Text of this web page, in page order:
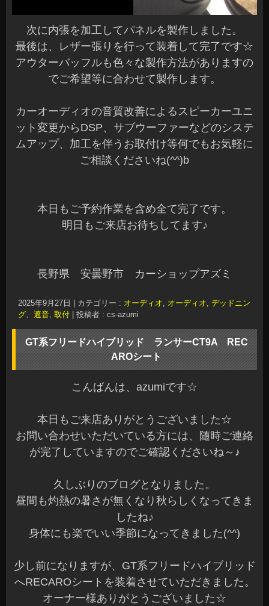
次に内張を加工してパネルを製作しました。
最後は、レザー張りを行って装着して完了です☆
アウターバッフルも色々な製作方法がありますの
でご希望等に合わせて製作します。
カーオーディオの音質改善によるスピーカーユニ
ット変更からDSP、サブウーファーなどのシステ
ムアップ、加工を伴うお取付け等何でもお気軽に
ご相談くださいね(^^)b
本日もご予約作業を含め全て完了です。
明日もご来店お待ちしてます♪
長野県 安曇野市 カーショップアズミ
2025年9月27日 カテゴリー : オーディオ, オーディオ, デッドニン
グ、遮音, 取付 投稿者 : cs-azumi
GT系フリードハイブリッド ランサーCT9A REC
AROシート
こんばんは、azumiです☆
本日もご来店ありがとうございました☆
お問い合わせいただいている方には、随時ご連絡
が完了していますのでご確認くださいね～♪
久しぶりのブログとなりました。
昼間も灼熱の暑さが無くなり秋らしくなってきま
したね♪
身体にも楽でいい季節になってきました(^^)
少し前になりますが、GT系フリードハイブリッド
へRECAROシートを装着させていただきました。
オーナー様ありがとうございました☆